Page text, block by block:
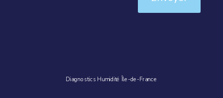
Diagnostics Humidité Île-de-France